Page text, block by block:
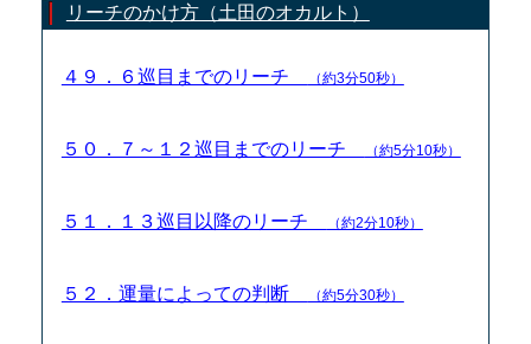
リーチのかけ方（土田のオカルト）
４９．６巡目までのリーチ （約3分50秒）
５０．７～１２巡目までのリーチ （約5分10秒）
５１．１３巡目以降のリーチ （約2分10秒）
５２．運量によっての判断 （約5分30秒）